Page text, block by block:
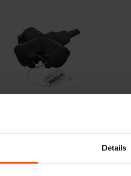
Details
3-weg kontrastek. 2P+RA